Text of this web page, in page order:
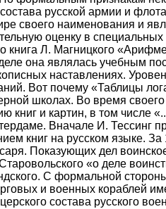
русской армии и
своего наименования и
оценку в специальных
книга Л. Магницкого
она являлась учебным
наставлениях.
Вот почему «Таблицы
школах. Во время
книг и картин, в том числе
Вначале И. Тессинг
книг на русском языке.
Показующих дел
«о деле
С формальной
и военных кораблей
состава русского